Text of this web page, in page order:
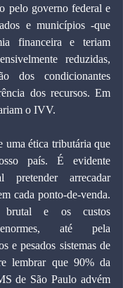
pelo governo federal e
e municípios -que
financeira e teriam
reduzidas,
dos condicionantes
dos recursos. Em
o IVV.
país. É evidente
pretender arrecadar
cada ponto-de-venda.
brutal e os custos
enormes, até pela
e pesados sistemas de
lembrar que 90% da
de São Paulo advém